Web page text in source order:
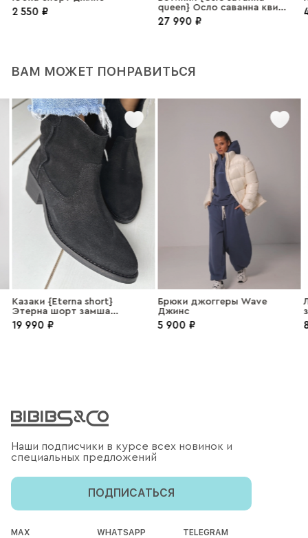
2 550 ₽
queen} Осло саванна квин
замша бежевый
27 990 ₽
ВАМ МОЖЕТ ПОНРАВИТЬСЯ
Казаки {Eterna short}
Этерна шорт замша
черный
19 990 ₽
Брюки джоггеры Wave
Джинс
5 900 ₽
Наши подписчики в курсе всех новинок и
специальных предложений
ПОДПИСАТЬСЯ
MAX WHATSAPP TELEGRAM